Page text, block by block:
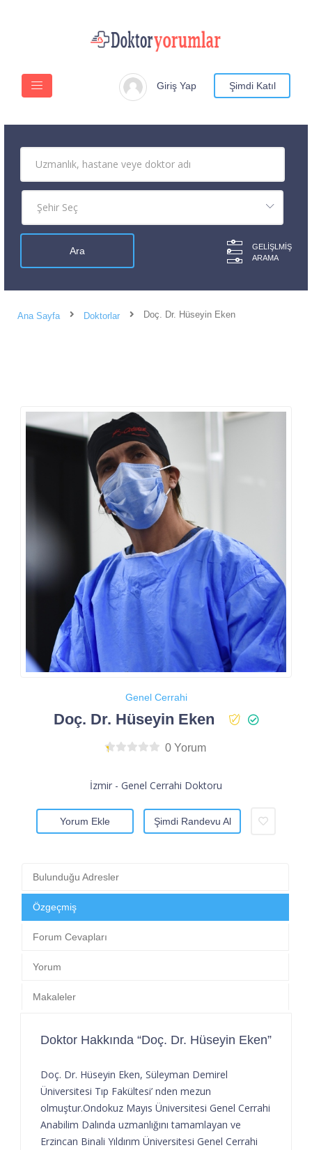
Giriş Yap Şimdi Katıl
GELIŞLMIŞ
ARAMA
Ana Sayfa Doktorlar Doç. Dr. Hüseyin Eken
Genel Cerrahi
Doç. Dr. Hüseyin Eken
0 Yorum
İzmir - Genel Cerrahi Doktoru
Yorum Ekle Şimdi Randevu Al
Bulunduğu Adresler
Özgeçmiş
Forum Cevapları
Yorum
Makaleler
Doktor Hakkında “Doç. Dr. Hüseyin Eken”
Doç. Dr. Hüseyin Eken, Süleyman Demirel
Üniversitesi Tıp Fakültesi’ nden mezun
olmuştur.Ondokuz Mayıs Üniversitesi Genel Cerrahi
Anabilim Dalında uzmanlığını tamamlayan ve
Erzincan Binali Yıldırım Üniversitesi Genel Cerrahi